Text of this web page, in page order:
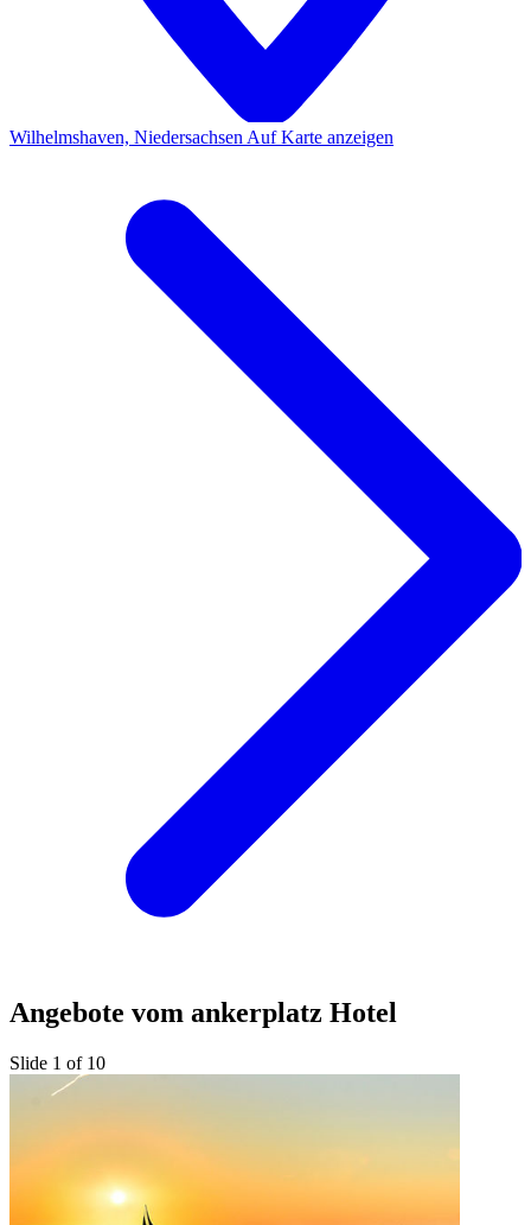
Wilhelmshaven, Niedersachsen Auf Karte anzeigen
Angebote vom ankerplatz Hotel
Slide 1 of 10